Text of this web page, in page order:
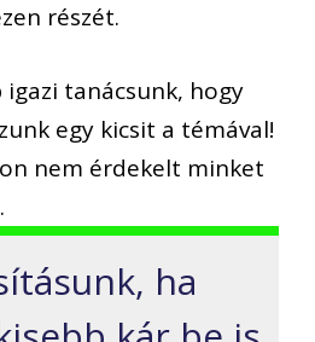
részét.
tanácsunk, hogy
egy kicsit a témával!
nem érdekelt minket
ha